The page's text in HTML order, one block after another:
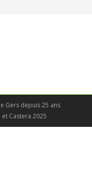
Gers depuis 25 ans
Castera 2025